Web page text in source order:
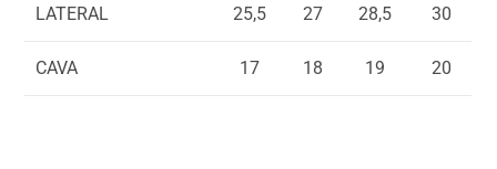
LATERAL 25,5 27 28,5 30
CAVA 17 18 19 20